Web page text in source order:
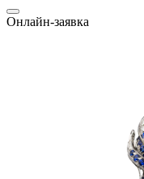
Онлайн-заявка